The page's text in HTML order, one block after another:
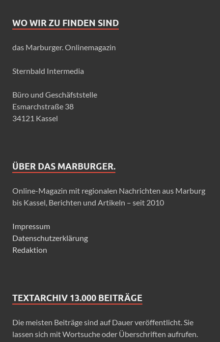
WO WIR ZU FINDEN SIND
das Marburger. Onlinemagazin
Sternbald Intermedia
Büro und Geschäfststelle
Esmarchstraße 38
34121 Kassel
ÜBER DAS MARBURGER.
Online-Magazin mit regionalen Nachrichten aus Marburg
bis Kassel, Berichten und Artikeln – seit 2010
Impressum
Datenschutzerklärung
Redaktion
TEXTARCHIV 13.000 BEITRÄGE
Die meisten Beiträge sind auf Dauer veröffentlicht. Sie
lassen sich mit Wortsuche oder Überschriften aufrufen.